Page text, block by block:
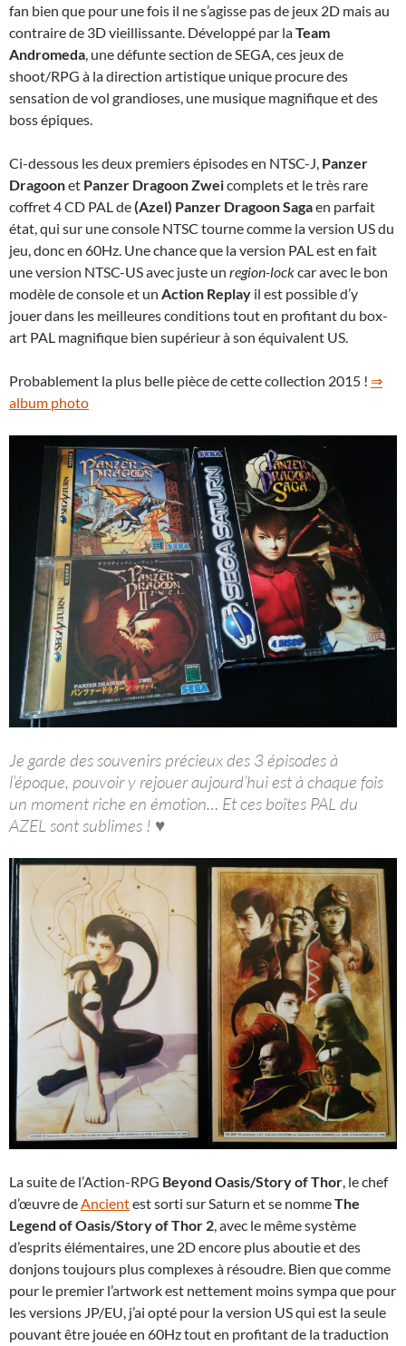
fan bien que pour une fois il ne s’agisse pas de jeux 2D mais au
contraire de 3D vieillissante. Développé par laTeam
Andromeda , une défunte section de SEGA, ces jeux de
shoot/RPG à la direction artistique unique procure des
sensation de vol grandioses, une musique magnifique et des
boss épiques.
Ci-dessous les deux premiers épisodes en NTSC-J, Panzer
Dragoonet Panzer Dragoon Zweicomplets et le très rare
coffret 4 CD PAL de(Azel) Panzer Dragoon Sagaen parfait
état, qui sur une console NTSC tourne comme la version US du
jeu, donc en 60Hz. Une chance que la version PAL est en fait
une version NTSC-US avec juste un region-lockcar avec le bon
modèle de console et un Action Replay il est possible d’y
jouer dans les meilleures conditions tout en profitant du box-
art PAL magnifique bien supérieur à son équivalent US.
Probablement la plus belle pièce de cette collection 2015 ! ⇒
album photo
Je garde des souvenirs précieux des 3 épisodes à
l’époque, pouvoir y rejouer aujourd’hui est à chaque fois
un moment riche en émotion… Et ces boîtes PAL du
AZEL sont sublimes ! ♥
La suite de l’Action-RPG Beyond Oasis/Story of Thor, le chef
d’œuvre deAncientest sorti sur Saturn et se nommeThe
Legend of Oasis/Story of Thor 2, avec le même système
d’esprits élémentaires, une 2D encore plus aboutie et des
donjons toujours plus complexes à résoudre. Bien que comme
pour le premier l’artwork est nettement moins sympa que pour
les versions JP/EU, j’ai opté pour la version US qui est la seule
pouvant être jouée en 60Hz tout en profitant de la traduction